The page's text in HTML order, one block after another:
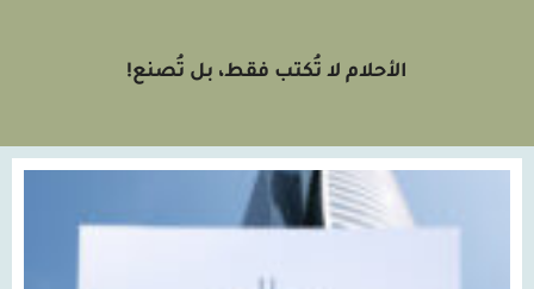
الأحلام لا تُكتب فقط، بل تُصنع!